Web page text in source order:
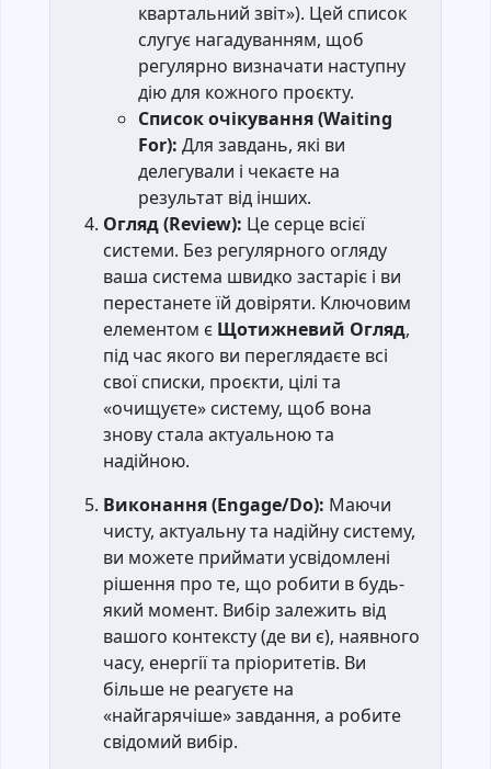
квартальний звіт»). Цей список
слугує нагадуванням, щоб
регулярно визначати наступну
дію для кожного проєкту.
Список очікування (Waiting
For): Для завдань, які ви
делегували і чекаєте на
результат від інших.
Огляд (Review): Це серце всієї
системи. Без регулярного огляду
ваша система швидко застаріє і ви
перестанете їй довіряти. Ключовим
елементом є Щотижневий Огляд,
під час якого ви переглядаєте всі
свої списки, проєкти, цілі та
«очищуєте» систему, щоб вона
знову стала актуальною та
надійною.
Виконання (Engage/Do): Маючи
чисту, актуальну та надійну систему,
ви можете приймати усвідомлені
рішення про те, що робити в будь-
який момент. Вибір залежить від
вашого контексту (де ви є), наявного
часу, енергії та пріоритетів. Ви
більше не реагуєте на
«найгарячіше» завдання, а робите
свідомий вибір.